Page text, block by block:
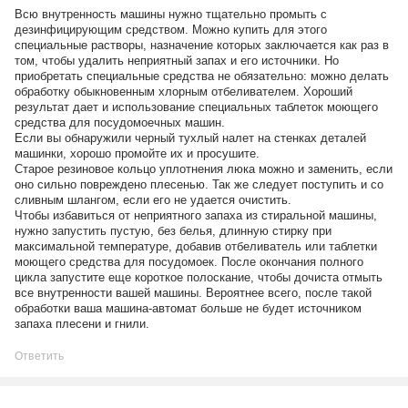
Всю внутренность машины нужно тщательно промыть с
дезинфицирующим средством. Можно купить для этого
специальные растворы, назначение которых заключается как раз в
том, чтобы удалить неприятный запах и его источники. Но
приобретать специальные средства не обязательно: можно делать
обработку обыкновенным хлорным отбеливателем. Хороший
результат дает и использование специальных таблеток моющего
средства для посудомоечных машин.
Если вы обнаружили черный тухлый налет на стенках деталей
машинки, хорошо промойте их и просушите.
Старое резиновое кольцо уплотнения люка можно и заменить, если
оно сильно повреждено плесенью. Так же следует поступить и со
сливным шлангом, если его не удается очистить.
Чтобы избавиться от неприятного запаха из стиральной машины,
нужно запустить пустую, без белья, длинную стирку при
максимальной температуре, добавив отбеливатель или таблетки
моющего средства для посудомоек. После окончания полного
цикла запустите еще короткое полоскание, чтобы дочиста отмыть
все внутренности вашей машины. Вероятнее всего, после такой
обработки ваша машина-автомат больше не будет источником
запаха плесени и гнили.
Ответить